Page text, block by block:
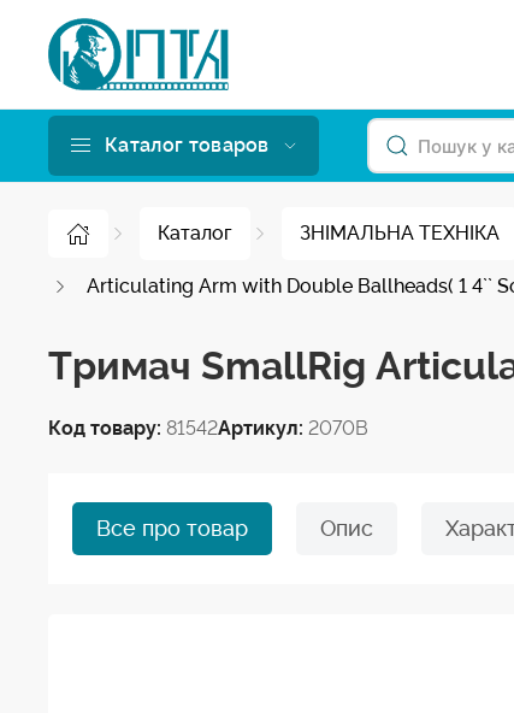
Каталог товаров
Каталог ЗНІМАЛЬНА ТЕХНІКА
Articulating Arm with Double Ballheads( 1 4``
Тримач SmallRig
Код товару: 81542Артикул: 2070B
Все про товар Опис